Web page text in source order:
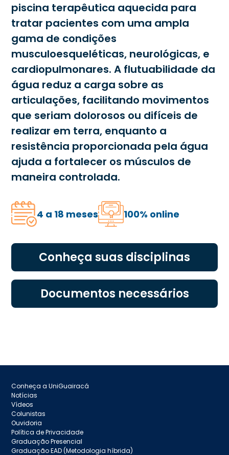
piscina terapêutica aquecida para
tratar pacientes com uma ampla
gama de condições
musculoesqueléticas, neurológicas, e
cardiopulmonares. A flutuabilidade da
água reduz a carga sobre as
articulações, facilitando movimentos
que seriam dolorosos ou difíceis de
realizar em terra, enquanto a
resistência proporcionada pela água
ajuda a fortalecer os músculos de
maneira controlada.
4 a 18 meses 100% online
Conheça suas disciplinas
Documentos necessários
Conheça a UniGuairacá
Notícias
Vídeos
Colunistas
Ouvidoria
Política de Privacidade
Graduação Presencial
Graduação EAD (Metodologia híbrida)